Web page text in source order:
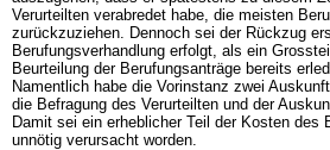
Verurteilten verabredet habe, die meisten
zurückzuziehen. Dennoch sei der Rückzug
Berufungsverhandlung erfolgt, als ein
Beurteilung der Berufungsanträge bereits
Namentlich habe die Vorinstanz zwei
die Befragung des Verurteilten und der
Damit sei ein erheblicher Teil der Kosten des
unnötig verursacht worden.